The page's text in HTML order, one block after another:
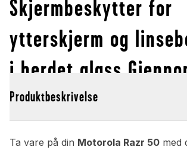
Skjermbeskytter for
ytterskjerm og
i herdet glass
Produktbeskrivelse
Ta vare på din Motorola Razr 50 med